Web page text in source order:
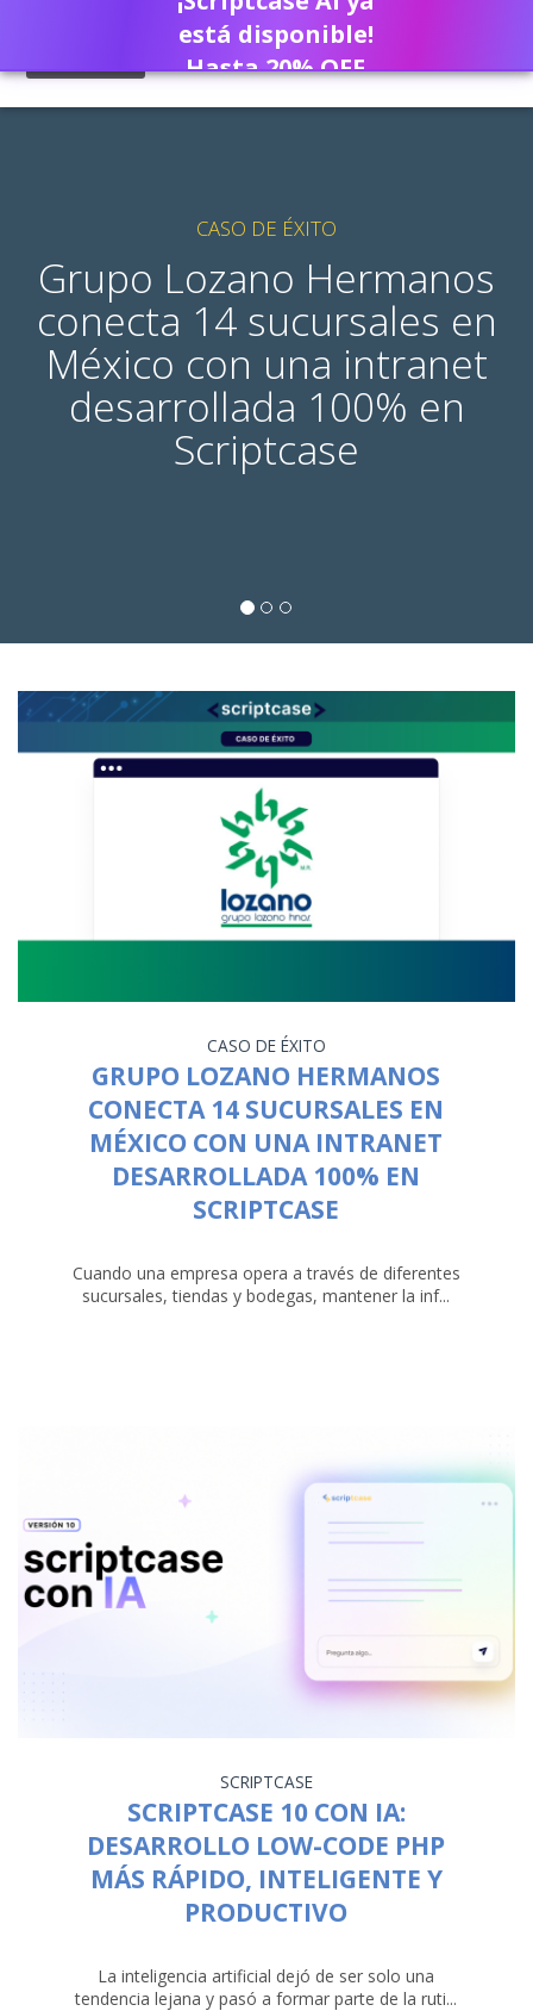
CASO DE ÉXITO
Grupo Lozano Hermanos
conecta 14 sucursales en
México con una intranet
desarrollada 100% en
Scriptcase
CASO DE ÉXITO
GRUPO LOZANO HERMANOS
CONECTA 14 SUCURSALES EN
MÉXICO CON UNA INTRANET
DESARROLLADA 100% EN
SCRIPTCASE
Cuando una empresa opera a través de diferentes
sucursales, tiendas y bodegas, mantener la inf...
SCRIPTCASE
SCRIPTCASE 10 CON IA:
DESARROLLO LOW-CODE PHP
MÁS RÁPIDO, INTELIGENTE Y
PRODUCTIVO
La inteligencia artificial dejó de ser solo una
tendencia lejana y pasó a formar parte de la ruti...
está disponible!
Hasta 20% OFF